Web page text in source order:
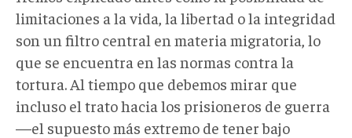
limitaciones a la vida, la libertad o la integridad
son un filtro central en materia migratoria, lo
que se encuentra en las normas contra la
tortura. Al tiempo que debemos mirar que
incluso el trato hacia los prisioneros de guerra
—el supuesto más extremo de tener bajo